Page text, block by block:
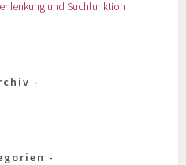
und Suchfunktion